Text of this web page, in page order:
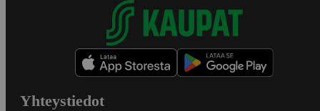
Yhteystiedot